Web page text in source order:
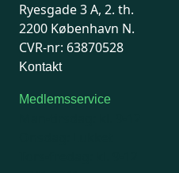
Ryesgade 3 A, 2. th.
2200 København N.
CVR-nr: 63870528
Kontakt
Medlemsservice